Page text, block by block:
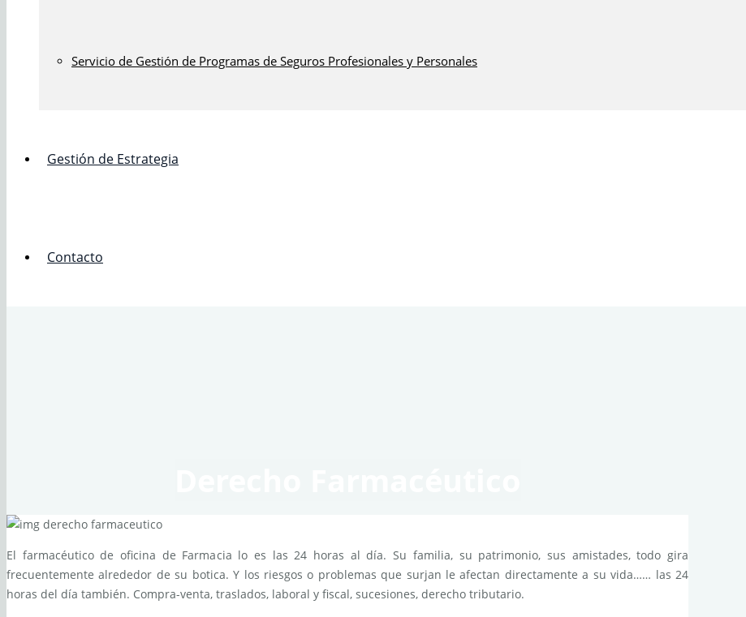
Servicio de Gestión de Programas de Seguros Profesionales y Personales
Gestión de Estrategia
Contacto
El farmacéutico de oficina de Farmacia lo es las 24 horas al día. Su familia, su patrimonio, sus amistades, todo gira
frecuentemente alrededor de su botica. Y los riesgos o problemas que surjan le afectan directamente a su vida…… las 24
horas del día también. Compra-venta, traslados, laboral y fiscal, sucesiones, derecho tributario.